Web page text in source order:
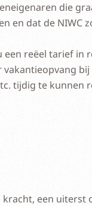
die
en dat de
reëel tarief
tijdig te kunnen
een